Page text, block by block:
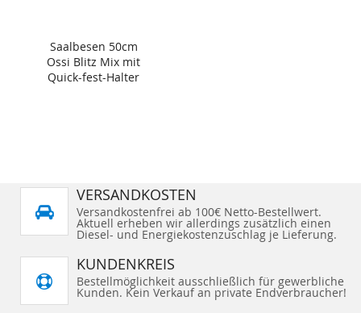
Saalbesen 50cm
Ossi Blitz Mix mit
Quick-fest-Halter
VERSANDKOSTEN
Versandkostenfrei ab 100€ Netto-Bestellwert.
Aktuell erheben wir allerdings zusätzlich einen
Diesel- und Energiekostenzuschlag je Lieferung.
KUNDENKREIS
Bestellmöglichkeit ausschließlich für gewerbliche
Kunden. Kein Verkauf an private Endverbraucher!